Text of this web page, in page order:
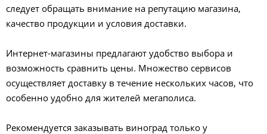
следует обращать внимание на репутацию магазина,
качество продукции и условия доставки.
Интернет-магазины предлагают удобство выбора и
возможность сравнить цены. Множество сервисов
осуществляет доставку в течение нескольких часов, что
особенно удобно для жителей мегаполиса.
Рекомендуется заказывать виноград только у